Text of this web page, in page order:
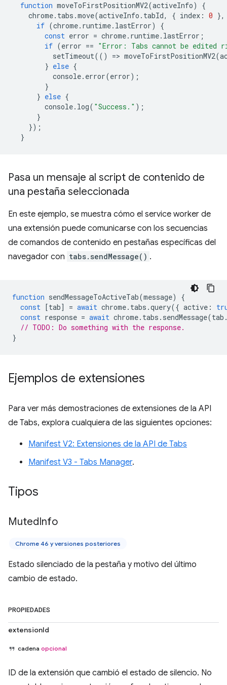
function moveToFirstPositionMV2(activeInfo)
{
chrome. tabs .move(activeInfo . tabId, { index : 0 },
if (chrome. runtime. lastError)
{
const error = chrome. runtime. lastError ;
if (error == "Error: Tabs cannot be edited
setTimeout(() => moveToFirstPositionMV2(
} else {
console. error(error);
}
} else {
console. log( "Success." );
}
});
}
Pasa un mensaje al script de contenido de
una pestaña seleccionada
En este ejemplo, se muestra cómo el service worker de
una extensión puede comunicarse con los secuencias
de comandos de contenido en pestañas específicas del
navegador con tabs.sendMessage() .
function sendMessageToActiveTab(message)
{
const [tab] = await chrome. tabs .query({ active :
const response = await chrome. tabs . sendMessage(tab
// TODO: Do something with the response.
}
Ejemplos de extensiones
Para ver más demostraciones de extensiones de la API
de Tabs, explora cualquiera de las siguientes opciones:
Manifest V2: Extensiones de la API de Tabs
Manifest V3 - Tabs Manager.
Tipos
MutedInfo
Chrome 46 y versiones posteriores
Estado silenciado de la pestaña y motivo del último
cambio de estado.
PROPIEDADES
extensionId
cadena opcional
ID de la extensión que cambió el estado de silencio. No